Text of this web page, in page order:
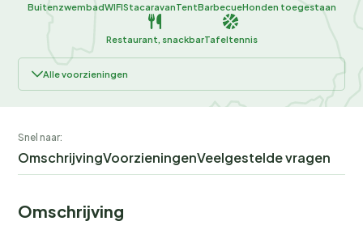
BuitenzwembadWIFIStacaravanTentBarbecueHonden toegestaan
Restaurant, snackbarTafeltennis
Alle voorzieningen
Snel naar:
OmschrijvingVoorzieningenVeelgestelde vragen
Omschrijving